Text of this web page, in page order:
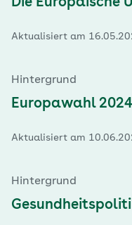
Die Europäische
Aktualisiert am
Hintergrund
Europawahl 2024
Aktualisiert am
Hintergrund